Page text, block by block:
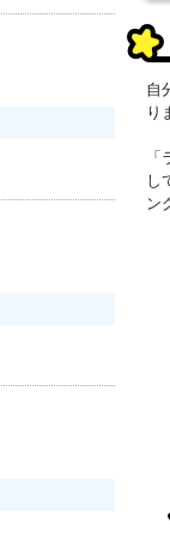
自
り
し
ン